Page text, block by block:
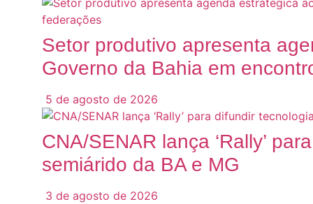
Setor produtivo apresenta
Governo da Bahia em
5 de agosto de 2026
CNA/SENAR lança ‘Rally’
semiárido da BA e MG
3 de agosto de 2026